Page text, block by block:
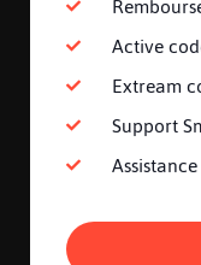
Active
Extream
Support